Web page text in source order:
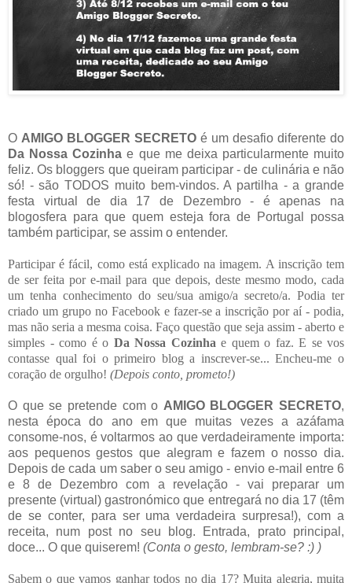
O AMIGO BLOGGER SECRETO é um desafio diferente do
Da Nossa Cozinha e que me deixa particularmente muito
feliz. Os bloggers que queiram participar - de culinária e não
só! - são TODOS muito bem-vindos. A partilha - a grande
festa virtual de dia 17 de Dezembro - é apenas na
blogosfera para que quem esteja fora de Portugal possa
também participar, se assim o entender.
Participar é fácil, como está explicado na imagem. A inscrição tem
de ser feita por e-mail para que depois, deste mesmo modo, cada
um tenha conhecimento do seu/sua amigo/a secreto/a. Podia ter
criado um grupo no Facebook e fazer-se a inscrição por aí - podia,
mas não seria a mesma coisa. Faço questão que seja assim - aberto e
simples - como é o Da Nossa Cozinha e quem o faz. E se vos
contasse qual foi o primeiro blog a inscrever-se... Encheu-me o
coração de orgulho! (Depois conto, prometo!)
O que se pretende com o AMIGO BLOGGER SECRETO,
nesta época do ano em que muitas vezes a azáfama
consome-nos, é voltarmos ao que verdadeiramente importa:
aos pequenos gestos que alegram e fazem o nosso dia.
Depois de cada um saber o seu amigo - envio e-mail entre 6
e 8 de Dezembro com a revelação - vai preparar um
presente (virtual) gastronómico que entregará no dia 17 (têm
de se conter, para ser uma verdadeira surpresa!), com a
receita, num post no seu blog. Entrada, prato principal,
doce... O que quiserem! (Conta o gesto, lembram-se? :) )
Sabem o que vamos ganhar todos no dia 17? Muita alegria, muita